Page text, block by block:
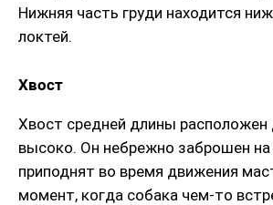
Нижняя часть груди находится
локтей.
Хвост
Хвост средней длины расположен
высоко. Он небрежно заброшен на
приподнят во время движения
момент, когда собака чем-то